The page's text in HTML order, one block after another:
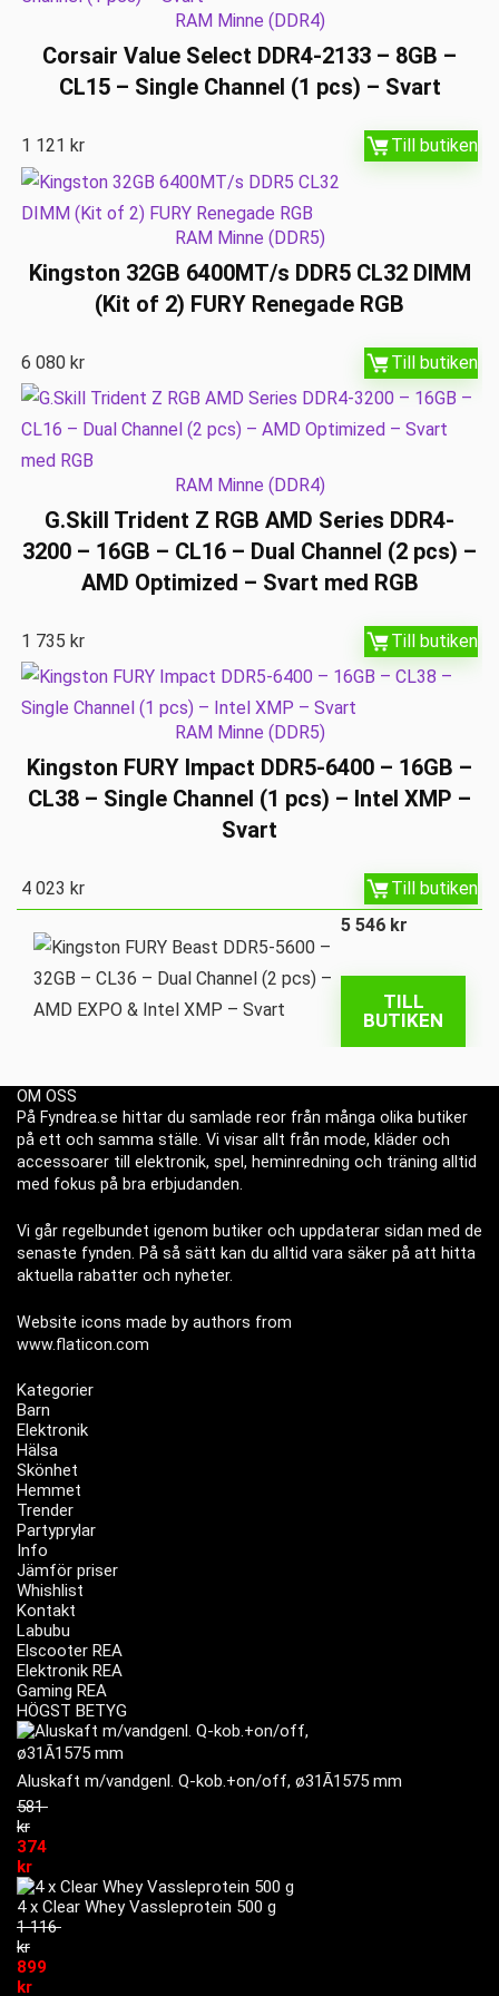
RAM Minne (DDR4)
Corsair Value Select DDR4-2133 – 8GB –
CL15 – Single Channel (1 pcs) – Svart
1 121 kr Till butiken
RAM Minne (DDR5)
Kingston 32GB 6400MT/s DDR5 CL32 DIMM
(Kit of 2) FURY Renegade RGB
6 080kr Till butiken
RAM Minne (DDR4)
G.Skill Trident Z RGB AMD Series DDR4-
3200 – 16GB – CL16 – Dual Channel (2 pcs) –
AMD Optimized – Svart med RGB
1 735kr Till butiken
RAM Minne (DDR5)
Kingston FURY Impact DDR5-6400 – 16GB –
CL38 – Single Channel (1 pcs) – Intel XMP –
Svart
4 023kr
Till butiken
5 546 kr
TILL
BUTIKEN
OM OSS
På Fyndrea.se hittar du samlade reor från många olika butiker
på ett och samma ställe. Vi visar allt från mode, kläder och
accessoarer till elektronik, spel, heminredning och träning alltid
med fokus på bra erbjudanden.
Vi går regelbundet igenom butiker och uppdaterar sidan med de
senaste fynden. På så sätt kan du alltid vara säker på att hitta
aktuella rabatter och nyheter.
Website icons made by authors from
www.flaticon.com
Kategorier
Barn
Elektronik
Hälsa
Skönhet
Hemmet
Trender
Partyprylar
Info
Jämför priser
Whishlist
Kontakt
Labubu
Elscooter REA
Elektronik REA
Gaming REA
HÖGST BETYG
Aluskaft m/vandgenl. Q-kob.+on/off, ø31Ã1575 mm
581
kr
374
kr
4 x Clear Whey Vassleprotein 500 g
1 116
kr
899
kr